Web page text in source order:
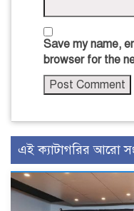
Save my name,
browser for the
এই ক্যাটাগরির আরো